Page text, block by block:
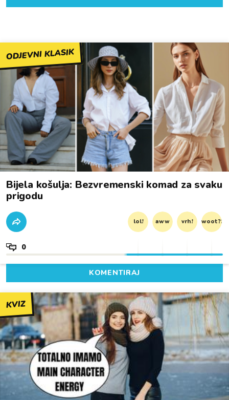
ODJEVNI KLASIK
Bijela košulja: Bezvremenski komad za svaku
prigodu
lol! aww vrh! woot?!
0
KOMENTIRAJ
KVIZ